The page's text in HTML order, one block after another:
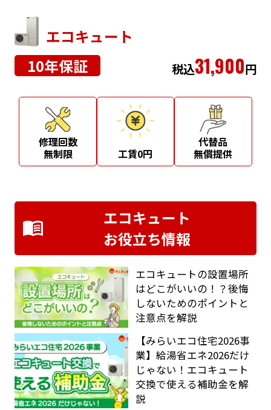
エコキュート
10年保証
税込31,900円
修理回数
無制限
工賃0円
代替品
無償提供
エコキュート
お役立ち情報
エコキュートの設置場所
はどこがいいの！？後悔
しないためのポイントと
注意点を解説
【みらいエコ住宅2026事
業】給湯省エネ2026だけ
じゃない！エコキュート
交換で使える補助金を解
説